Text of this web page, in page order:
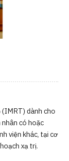
dành cho
có hoặc
viện khác, tại cơ
xạ trị.